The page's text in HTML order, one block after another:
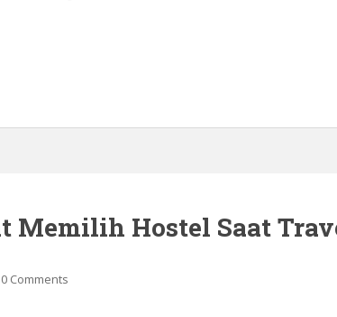
Memilih Hostel Saat
0 Comments